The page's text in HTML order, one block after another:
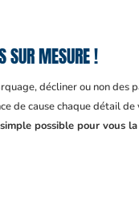
SUR MESURE !
décliner ou non des
de cause chaque détail
possible pour vous